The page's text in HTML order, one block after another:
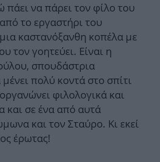
πάει να πάρει τον φίλο του
το εργαστήρι του
καστανόξανθη κοπέλα με
τον γοητεύει. Είναι η
σπουδάστρια
πολύ κοντά στο σπίτι
φιλολογικά και
και σε ένα από αυτά
και τον Σταύρο. Κι εκεί
έρωτας!